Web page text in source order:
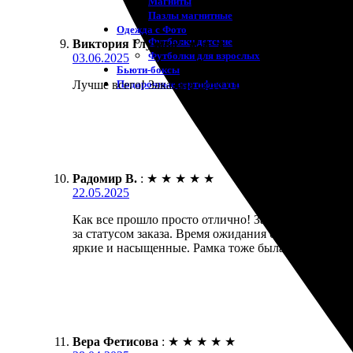
Пазлы магнитные
Одежда с Фото
Футболки детские
Футболки для взрослых
Бьюти-боксы
Подарочные сертификаты
Виктория Глухова : ★ ★ ★ ★
03.06.2025
Лучше всего! Заказала фото с рамкой, всё супер!
Радомир В. : ★ ★ ★ ★ ★
22.05.2025
Как все прошло просто отлично! Заказал печать
за статусом заказа. Время ожидания было
яркие и насыщенные. Рамка тоже была сделана
Вера Фетисова : ★ ★ ★ ★ ★